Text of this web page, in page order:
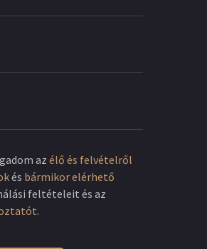
az élő és felvételről
és bármikor elérhető
feltételeit és az
.